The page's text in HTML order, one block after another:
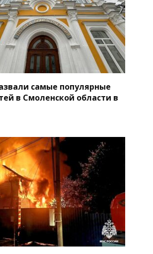
самые популярные
в Смоленской области в